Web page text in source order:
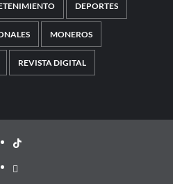
DEPORTES
MONEROS
REVISTA DIGITAL
TikTok
threads